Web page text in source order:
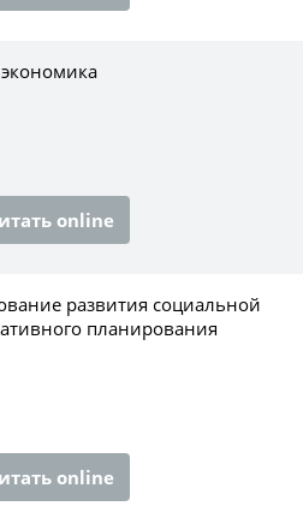
online
развития социальной
планирования
online